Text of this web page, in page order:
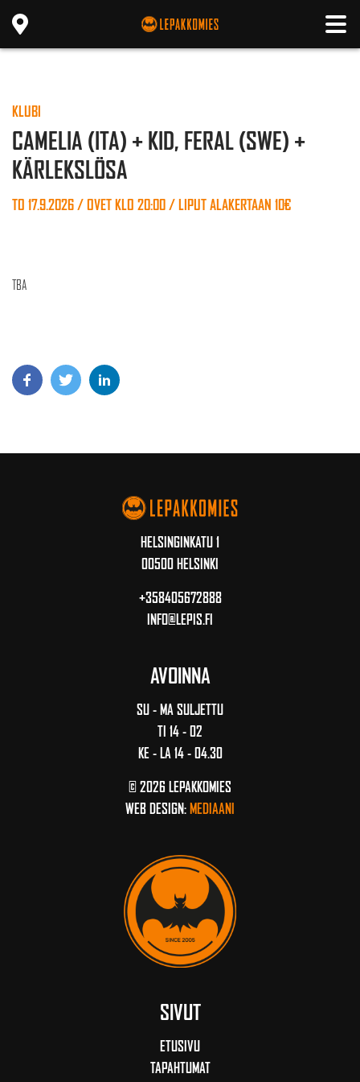
KLUBI
CAMELIA (ITA) + KID, FERAL (SWE) +
KÄRLEKSLÖSA
TO 17.9.2026 / OVET KLO 20:00 / LIPUT ALAKERTAAN 10€
TBA
HELSINGINKATU 1
00500 HELSINKI
+358405672888
INFO@LEPIS.FI
AVOINNA
SU - MA SULJETTU
TI 14 - 02
KE - LA 14 - 04.30
© 2026 LEPAKKOMIES
WEB DESIGN: MEDIAANI
SIVUT
ETUSIVU
TAPAHTUMAT